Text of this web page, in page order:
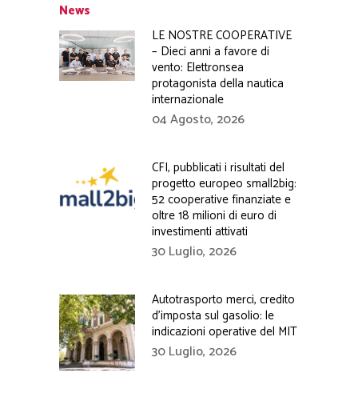
News
LE NOSTRE COOPERATIVE
– Dieci anni a favore di
vento: Elettronsea
protagonista della nautica
internazionale
04 Agosto, 2026
CFI, pubblicati i risultati del
progetto europeo small2big:
52 cooperative finanziate e
oltre 18 milioni di euro di
investimenti attivati
30 Luglio, 2026
Autotrasporto merci, credito
d’imposta sul gasolio: le
indicazioni operative del MIT
30 Luglio, 2026